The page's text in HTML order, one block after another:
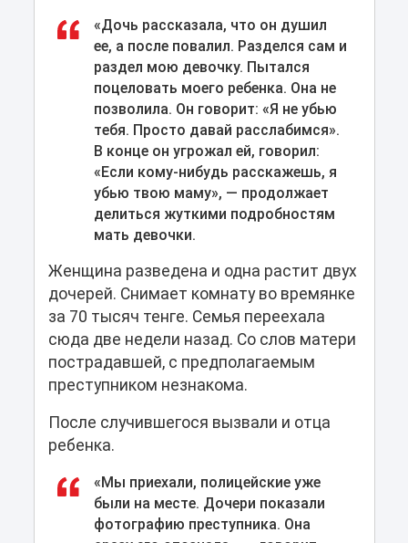
«Дочь рассказала, что он душил
ее, а после повалил. Разделся сам и
раздел мою девочку. Пытался
поцеловать моего ребенка. Она не
позволила. Он говорит: «Я не убью
тебя. Просто давай расслабимся».
В конце он угрожал ей, говорил:
«Если кому-нибудь расскажешь, я
убью твою маму», — продолжает
делиться жуткими подробностям
мать девочки.
Женщина разведена и одна растит двух
дочерей. Снимает комнату во времянке
за 70 тысяч тенге. Семья переехала
сюда две недели назад. Со слов матери
пострадавшей, с предполагаемым
преступником незнакома.
После случившегося вызвали и отца
ребенка.
«Мы приехали, полицейские уже
были на месте. Дочери показали
фотографию преступника. Она